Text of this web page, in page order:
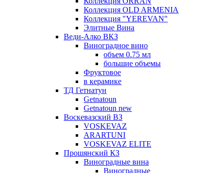
Коллекция OLD ARMENIA
Коллекция "YEREVAN"
Элитные Вина
Веди-Алко ВКЗ
Виноградное вино
объем 0.75 мл
большие объемы
Фруктовое
в керамике
ТД Гетнатун
Getnatoun
Getnatoun new
Воскевазский ВЗ
VOSKEVAZ
ARARTUNI
VOSKEVAZ ELITE
Прошянский КЗ
Виноградные вина
Виноградные